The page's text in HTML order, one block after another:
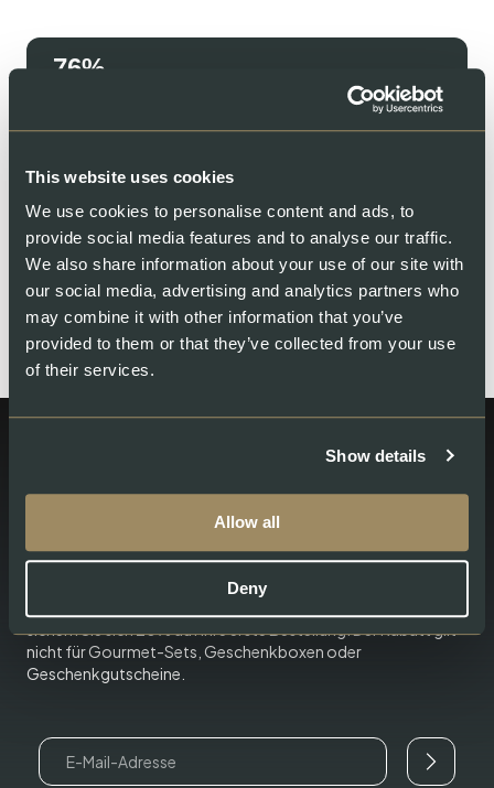
This website uses cookies
We use cookies to personalise content and ads, to
provide social media features and to analyse our traffic.
We also share information about your use of our site with
our social media, advertising and analytics partners who
may combine it with other information that you’ve
provided to them or that they’ve collected from your use
of their services.
Show details
Allow all
Deny
87
89
Grüne Energie
Bleiben Sie auf dem Laufenden - mit
Rezepten, Neuheiten und limitierten
Angeboten.
sichern Sie sich 20% auf Ihre erste Bestellung. Der Rabatt gilt
nicht für Gourmet-Sets, Geschenkboxen oder
Geschenkgutscheine.
Email